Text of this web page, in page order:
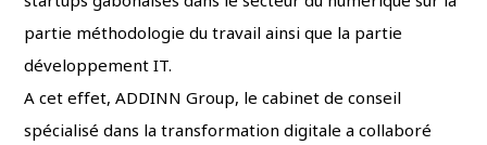
partie méthodologie du travail ainsi que la partie
développement IT.
A cet effet, ADDINN Group, le cabinet de conseil
spécialisé dans la transformation digitale a collaboré